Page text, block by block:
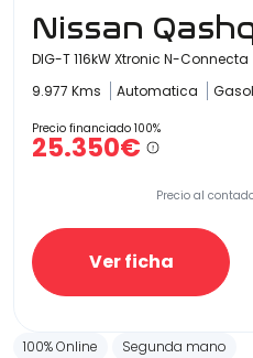
Nissan
DIG-T 116kW Xtronic N-Connecta
9.977 Kms
Automatica
Precio financiado 100%
25.350€
Precio al
Ver ficha
100% Online Segunda mano